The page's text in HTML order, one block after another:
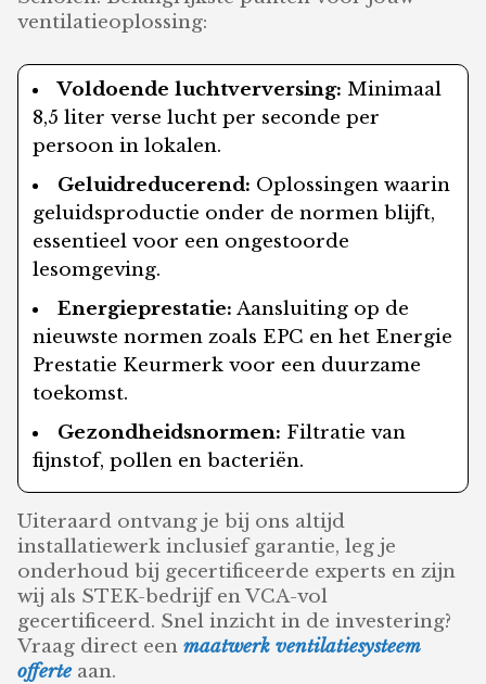
ventilatieoplossing:
Voldoende luchtverversing: Minimaal
8,5 liter verse lucht per seconde per
persoon in lokalen.
Geluidreducerend: Oplossingen waarin
geluidsproductie onder de normen blijft,
essentieel voor een ongestoorde
lesomgeving.
Energieprestatie: Aansluiting op de
nieuwste normen zoals EPC en het Energie
Prestatie Keurmerk voor een duurzame
toekomst.
Gezondheidsnormen: Filtratie van
fijnstof, pollen en bacteriën.
Uiteraard ontvang je bij ons altijd
installatiewerk inclusief garantie, leg je
onderhoud bij gecertificeerde experts en zijn
wij als STEK-bedrijf en VCA-vol
gecertificeerd. Snel inzicht in de investering?
Vraag direct eenmaatwerk ventilatiesysteem
offerteaan.